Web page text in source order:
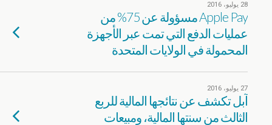
28 يوليو، 2016
Apple Pay مسؤولة عن 75% من
عمليات الدفع التي تمت عبر الأجهزة
المحمولة في الولايات المتحدة
27 يوليو، 2016
آبل تكشف عن نتائجها المالية للربع
الثالث من سنتها المالية، ومبيعات